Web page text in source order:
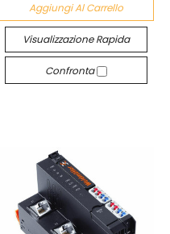
Aggiungi Al Carrello
Visualizzazione Rapida
Confronta